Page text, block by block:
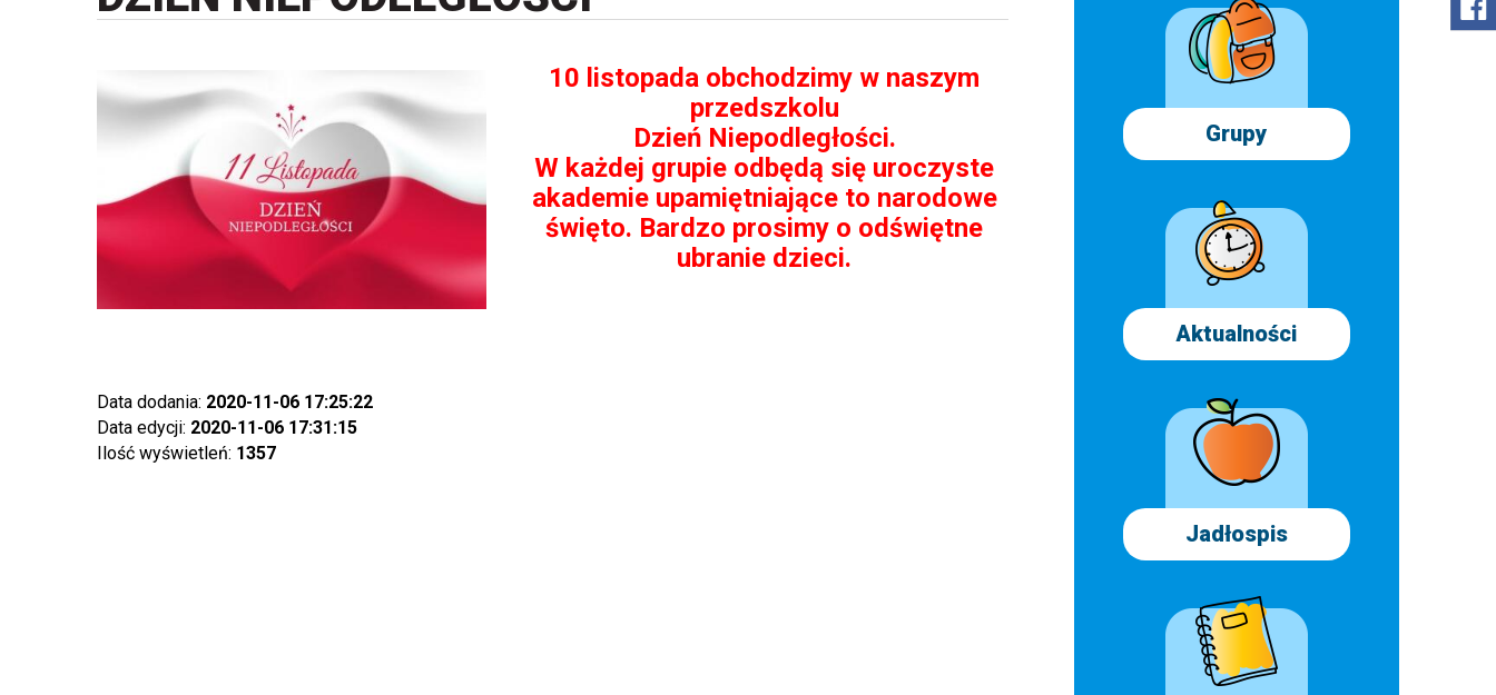
10 listopada obchodzimy w naszym
przedszkolu
Dzień Niepodległości.
W każdej grupie odbędą się uroczyste
akademie upamiętniające to narodowe
święto. Bardzo prosimy o odświętne
ubranie dzieci.
Data dodania: 2020-11-06 17:25:22
Data edycji: 2020-11-06 17:31:15
Ilość wyświetleń: 1357
Grupy
Aktualności
Jadłospis